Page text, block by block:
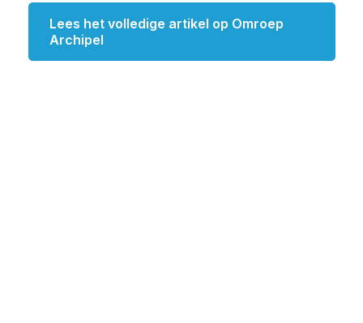
Lees het volledige artikel op Omroep
Archipel